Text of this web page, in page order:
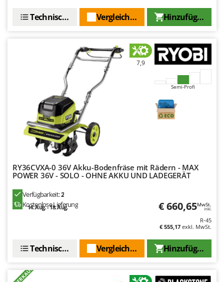
Zomax
Hinzufügen
Vergleichen Sie
Technische Daten
7,9
Semi-Profi
RY36CVXA-0 36V Akku-Bodenfräse mit Rädern - MAX
POWER 36V - SOLO - OHNE AKKU UND LADEGERÄT
Verfügbarkeit:2
Kostenlose Lieferung
14. Aug. - 18. Aug. € 660,65MwSt.
inkl.
R-45
€ 555,17 exkl. MwSt.
Hinzufügen
Vergleichen Sie
Technische Daten